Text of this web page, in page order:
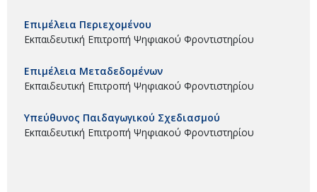
Επιμέλεια Περιεχομένου
Εκπαιδευτική Επιτροπή Ψηφιακού Φροντιστηρίου
Επιμέλεια Μεταδεδομένων
Εκπαιδευτική Επιτροπή Ψηφιακού Φροντιστηρίου
Υπεύθυνος Παιδαγωγικού Σχεδιασμού
Εκπαιδευτική Επιτροπή Ψηφιακού Φροντιστηρίου